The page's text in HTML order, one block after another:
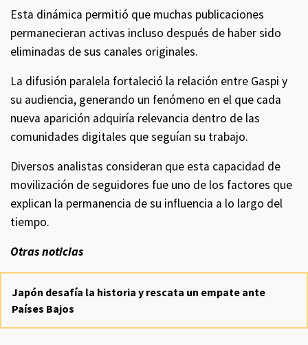
Esta dinámica permitió que muchas publicaciones
permanecieran activas incluso después de haber sido
eliminadas de sus canales originales.
La difusión paralela fortaleció la relación entre Gaspi y
su audiencia, generando un fenómeno en el que cada
nueva aparición adquiría relevancia dentro de las
comunidades digitales que seguían su trabajo.
Diversos analistas consideran que esta capacidad de
movilización de seguidores fue uno de los factores que
explican la permanencia de su influencia a lo largo del
tiempo.
Otras noticias
Japón desafía la historia y rescata un empate ante
Países Bajos